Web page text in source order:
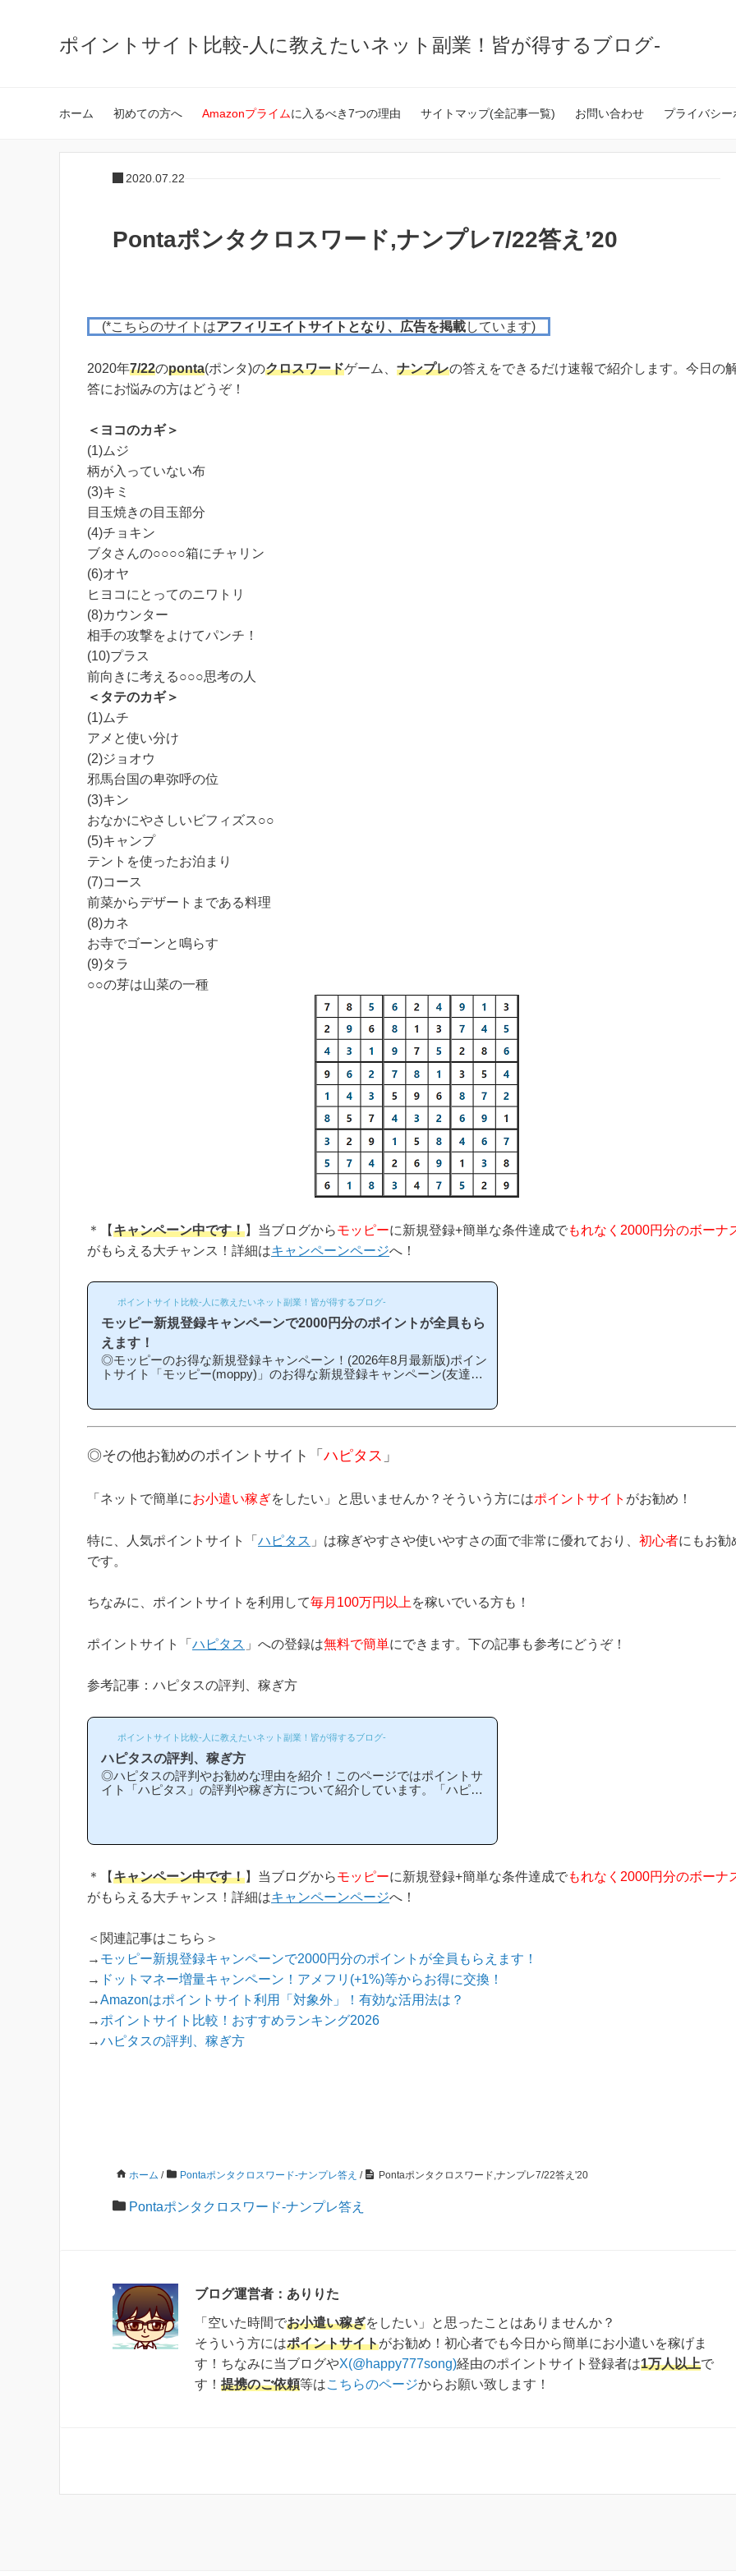
ポイントサイト比較-人に教えたいネット副業！皆が得するブログ-
ホーム 初めての方へ Amazonプライムに入るべき7つの理由 サイトマップ(全記事一覧) お問い合わせ プライバシー
2020.07.22
Pontaポンタクロスワード,ナンプレ7/22答え’20
(*こちらのサイトはアフィリエイトサイトとなり、広告を掲載しています)
2020年7/22のponta(ポンタ)のクロスワードゲーム、 ナンプレの答えをできるだけ速報で紹介します。今日の
答にお悩みの方はどうぞ！
＜ヨコのカギ＞
(1)ムジ
柄が入っていない布
(3)キミ
目玉焼きの目玉部分
(4)チョキン
ブタさんの○○○○箱にチャリン
(6)オヤ
ヒヨコにとってのニワトリ
(8)カウンター
相手の攻撃をよけてパンチ！
(10)プラス
前向きに考える○○○思考の人
＜タテのカギ＞
(1)ムチ
アメと使い分け
(2)ジョオウ
邪馬台国の卑弥呼の位
(3)キン
おなかにやさしいビフィズス○○
(5)キャンプ
テントを使ったお泊まり
(7)コース
前菜からデザートまである料理
(8)カネ
お寺でゴーンと鳴らす
(9)タラ
○○の芽は山菜の一種
＊【キャンペーン中です！】当ブログからモッピーに新規登録+簡単な条件達成でもれなく2000円分のボーナ
がもらえる大チャンス！詳細はキャンペーンページへ！
ポイントサイト比較-人に教えたいネット副業！皆が得するブログ-
モッピー新規登録キャンペーンで2000円分のポイントが全員もら
えます！
◎モッピーのお得な新規登録キャンペーン！(2026年8月最新版)ポイン
トサイト「モッピー(moppy)」のお得な新規登録キャンペーン(友達紹
ンの内容は「モッピーに新規登録(無料)して簡単な条件を満たすと、
なものです。(*ちなみに「2000円分のボーナス」というのは過去の
◎その他お勧めのポイントサイト「 ハピタス 」
「ネットで簡単にお小遣い稼ぎをしたい」と思いませんか？そういう方にはポイントサイト がお勧め！
特に、人気ポイントサイト「 ハピタス 」は稼ぎやすさや使いやすさの面で非常に優れており、 初心者にもお勧
です。
ちなみに、ポイントサイトを利用して毎月100万円以上 を稼いでいる方も！
ポイントサイト「 ハピタス 」への登録は無料で簡単にできます。下の記事も参考にどうぞ！
参考記事：ハピタスの評判、稼ぎ方
ポイントサイト比較-人に教えたいネット副業！皆が得するブログ-
ハピタスの評判、稼ぎ方
◎ハピタスの評判やお勧めな理由を紹介！このページではポイントサ
イト「ハピタス」の評判や稼ぎ方について紹介しています。「ハピタ
指しており、おかげ様で当ブログからハピタス等のポイントサイトに
への新規登録はほんの数分で簡単にできるので、下の記事を参考に進
め...
＊【キャンペーン中です！】当ブログからモッピーに新規登録+簡単な条件達成でもれなく2000円分のボーナ
がもらえる大チャンス！詳細はキャンペーンページへ！
＜関連記事はこちら＞
→ モッピー新規登録キャンペーンで2000円分のポイントが全員もらえます！
→ ドットマネー増量キャンペーン！アメフリ(+1%)等からお得に交換！
→Amazonはポイントサイト利用「対象外」！有効な活用法は？
→ ポイントサイト比較！おすすめランキング2026
→ハピタスの評判、稼ぎ方
ホーム / Pontaポンタクロスワード-ナンプレ答え / Pontaポンタクロスワード,ナンプレ7/22答え'20
Pontaポンタクロスワード-ナンプレ答え
ブログ運営者：ありりた
「空いた時間でお小遣い稼ぎをしたい」と思ったことはありませんか？
そういう方にはポイントサイトがお勧め！初心者でも今日から簡単にお小遣いを稼げま
す！ちなみに当ブログやX(@happy777song)経由のポイントサイト登録者は1万人以上で
す！ 提携のご依頼等はこちらのページからお願い致します！